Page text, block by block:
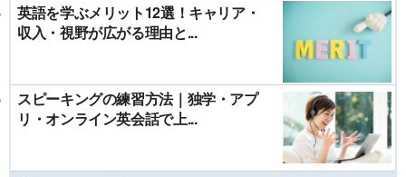
英語を学ぶメリット12選！キャリア・
収入・視野が広がる理由と...
スピーキングの練習方法｜独学・アプ
リ・オンライン英会話で上...